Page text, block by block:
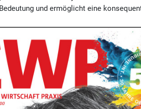
und ermöglicht eine